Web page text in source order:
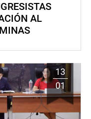
AL
13
01